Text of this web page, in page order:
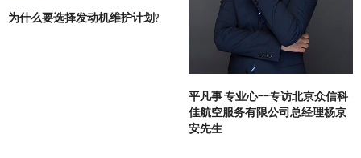
为什么要选择发动机维护计划?
平凡事 专业心——专访北京众信科
佳航空服务有限公司总经理杨京
安先生